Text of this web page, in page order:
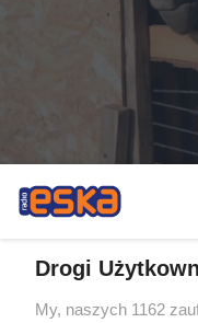
Drogi
My, naszych 1162